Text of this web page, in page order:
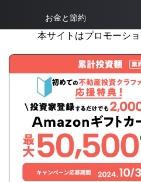
お金と節約
本サイトはプロモーシ